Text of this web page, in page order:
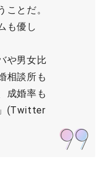
ことだ。
も優し
や男女比
相談所も
成婚率も
(Twitter